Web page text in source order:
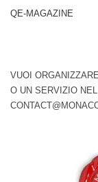
QE-MAGAZINE
VUOI
O UN SERVIZIO